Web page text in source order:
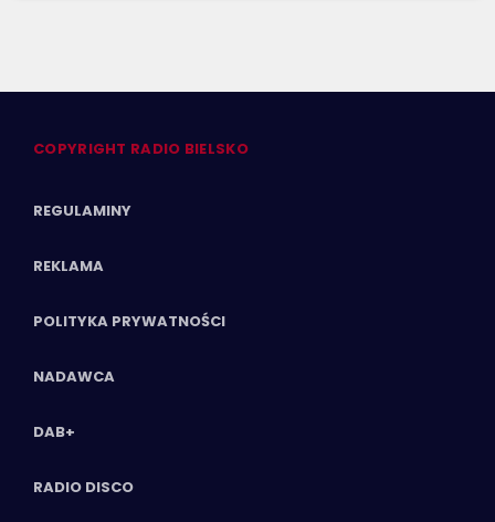
COPYRIGHT RADIO BIELSKO
REGULAMINY
REKLAMA
POLITYKA PRYWATNOŚCI
NADAWCA
DAB+
RADIO DISCO